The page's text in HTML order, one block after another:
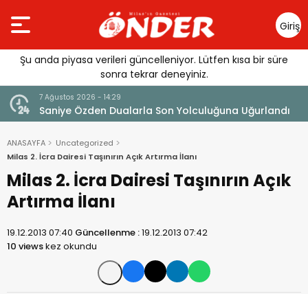
Giriş
Yap
Şu anda piyasa verileri güncelleniyor. Lütfen kısa bir süre
sonra tekrar deneyiniz.
7 Ağustos 2026 - 14:29
Saniye Özden Dualarla Son Yolculuğuna Uğurlandı
ANASAYFA
Uncategorized
Milas 2. İcra Dairesi Taşınırın Açık Artırma İlanı
Milas 2. İcra Dairesi Taşınırın Açık
Artırma İlanı
19.12.2013 07:40 Güncellenme :19.12.2013 07:42
10 viewskez okundu